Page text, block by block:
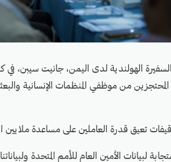
الهولندية لدى اليمن، جانيت سيبن، في
من موظفي المنظمات الإنسانية
تعيق قدرة العاملين على مساعدة ملايين
لبيانات الأمين العام للأمم المتحدة ولبياناتنا